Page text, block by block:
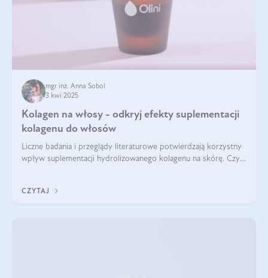
mgr inż. Anna Sobol
3 kwi 2025
Kolagen na włosy - odkryj efekty suplementacji
kolagenu do włosów
Liczne badania i przeglądy literaturowe potwierdzają korzystny
wpływ suplementacji hydrolizowanego kolagenu na skórę. Czy
CZYTAJ